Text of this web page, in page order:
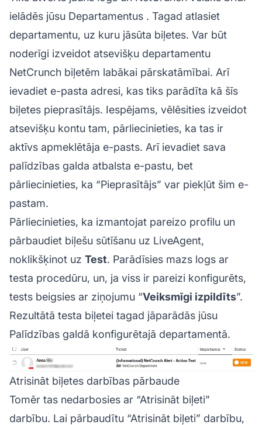
ielādēs jūsu Departamentus . Tagad atlasiet
departamentu, uz kuru jāsūta biļetes. Var būt
noderīgi izveidot atsevišķu departamentu
NetCrunch biļetēm labākai pārskatāmībai. Arī
ievadiet e-pasta adresi, kas tiks parādīta kā šīs
biļetes pieprasītājs. Iespējams, vēlēsities izveidot
atsevišķu kontu tam, pārliecinieties, ka tas ir
aktīvs apmeklētāja e-pasts. Arī ievadiet sava
palīdzības galda atbalsta e-pastu, bet
pārliecinieties, ka “Pieprasītājs” var piekļūt šim e-
pastam.
Pārliecinieties, ka izmantojat pareizo profilu un
pārbaudiet biļešu sūtīšanu uz LiveAgent,
noklikšķinot uz Test. Parādīsies mazs logs ar
testa procedūru, un, ja viss ir pareizi konfigurēts,
tests beigsies ar ziņojumu “Veiksmīgi izpildīts”.
Rezultātā testa biļetei tagad jāparādās jūsu
Palīdzības galdā konfigurētajā departamentā.
Atrisināt biļetes darbības pārbaude
Tomēr tas nedarbosies ar “Atrisināt biļeti”
darbību. Lai pārbaudītu “Atrisināt biļeti” darbību,